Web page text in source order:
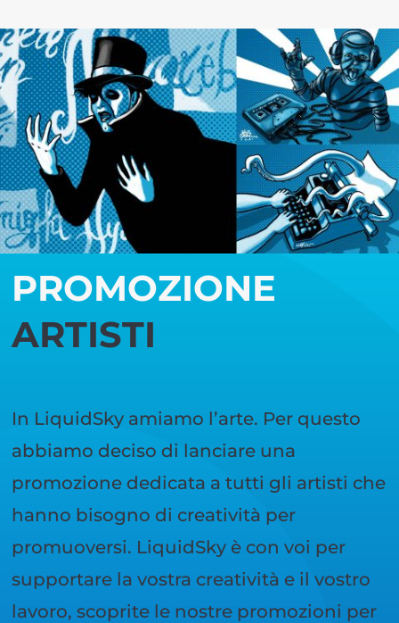
PROMOZIONE
ARTISTI
In LiquidSky amiamo l’arte. Per questo
abbiamo deciso di lanciare una
promozione dedicata a tutti gli artisti che
hanno bisogno di creatività per
promuoversi. LiquidSky è con voi per
supportare la vostra creatività e il vostro
lavoro, scoprite le nostre promozioni per